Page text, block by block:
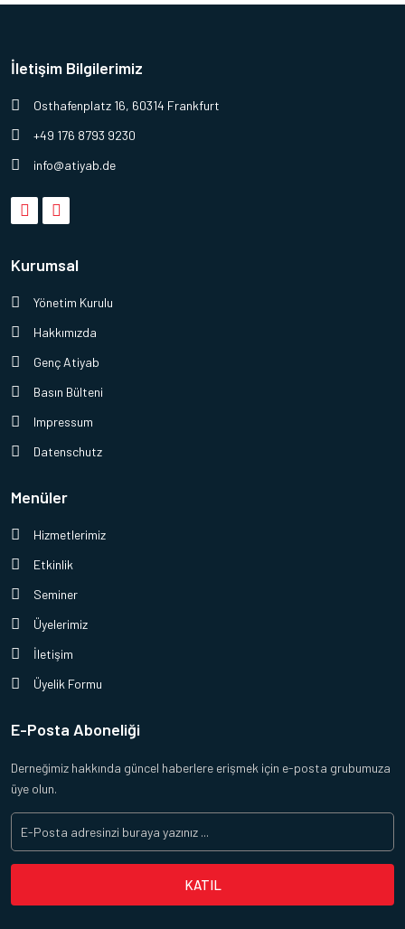
İletişim Bilgilerimiz
Osthafenplatz 16, 60314 Frankfurt
+49 176 8793 9230
info@atiyab.de
Kurumsal
Yönetim Kurulu
Hakkımızda
Genç Atiyab
Basın Bülteni
Impressum
Datenschutz
Menüler
Hizmetlerimiz
Etkinlik
Seminer
Üyelerimiz
İletişim
Üyelik Formu
E-Posta Aboneliği
Derneğimiz hakkında güncel haberlere erişmek için e-posta grubumuza
üye olun.
KATIL